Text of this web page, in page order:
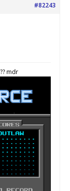
#82243
mdr